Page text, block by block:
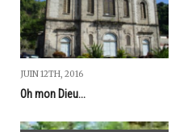
JUIN 12TH, 2016
Oh mon Dieu...